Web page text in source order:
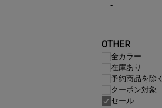
OTHER
全カラー
在庫あり
予約商品を除く
クーポン対象
セール